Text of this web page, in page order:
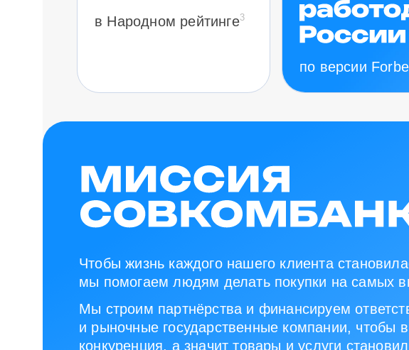
в Народном рейтинге3
по версии
Чтобы жизнь каждого нашего клиента
мы помогаем людям делать покупки на самых
Мы строим партнёрства и финансируем
и рыночные государственные компании, чтобы
конкуренция, а значит товары и услуги